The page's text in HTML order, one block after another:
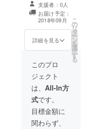
支援者：0人
お届け予定：
2018年09月
詳細を見る
こ
の
リ
タ
ー
ン
を
選
択
す
る
このプロ
ジェクト
は、 All-In方
式です。
目標金額に
関わらず、